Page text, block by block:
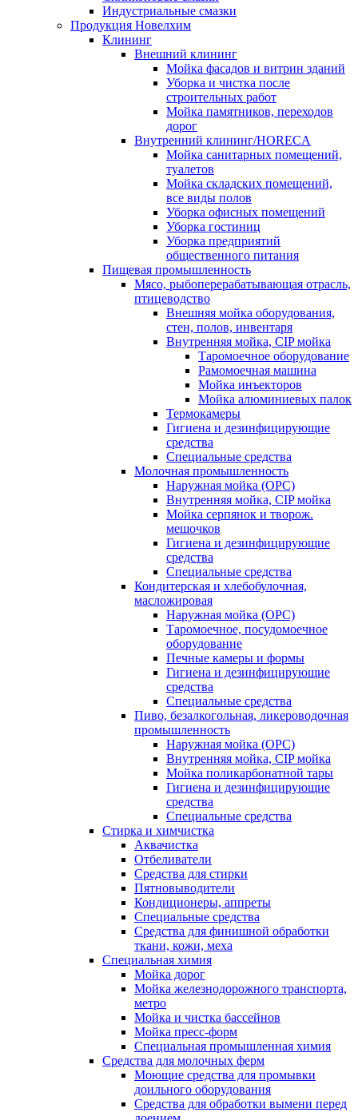
Индустриальные смазки
Продукция Новелхим
Клининг
Внешний клининг
Мойка фасадов и витрин зданий
Уборка и чистка после
строительных работ
Мойка памятников, переходов
дорог
Внутренний клининг/HORECA
Мойка санитарных помещений,
туалетов
Мойка складских помещений,
все виды полов
Уборка офисных помещений
Уборка гостиниц
Уборка предприятий
общественного питания
Пищевая промышленность
Мясо, рыбоперерабатывающая отрасль,
птицеводство
Внешняя мойка оборудования,
стен, полов, инвентаря
Внутренняя мойка, CIP мойка
Таромоечное оборудование
Рамомоечная машина
Мойка инъекторов
Мойка алюминиевых палок
Термокамеры
Гигиена и дезинфицирующие
средства
Специальные средства
Молочная промышленность
Наружная мойка (ОРС)
Внутренняя мойка, CIP мойка
Мойка серпянок и творож.
мешочков
Гигиена и дезинфицирующие
средства
Специальные средства
Кондитерская и хлебобулочная,
масложировая
Наружная мойка (ОРС)
Таромоечное, посудомоечное
оборудование
Печные камеры и формы
Гигиена и дезинфицирующие
средства
Специальные средства
Пиво, безалкогольная, ликероводочная
промышленность
Наружная мойка (ОРС)
Внутренняя мойка, CIP мойка
Мойка поликарбонатной тары
Гигиена и дезинфицирующие
средства
Специальные средства
Стирка и химчистка
Аквачистка
Отбеливатели
Средства для стирки
Пятновыводители
Кондиционеры, аппреты
Специальные средства
Средства для финишной обработки
ткани, кожи, меха
Специальная химия
Мойка дорог
Мойка железнодорожного транспорта,
метро
Мойка и чистка бассейнов
Мойка пресс-форм
Специальная промышленная химия
Средства для молочных ферм
Моющие средства для промывки
доильного оборудования
Средства для обработки вымени перед